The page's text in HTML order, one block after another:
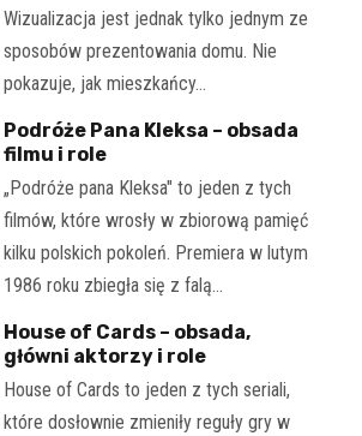
Wizualizacja jest jednak tylko jednym ze
sposobów prezentowania domu. Nie
pokazuje, jak mieszkańcy…
Podróże Pana Kleksa – obsada
filmu i role
„Podróże pana Kleksa" to jeden z tych
filmów, które wrosły w zbiorową pamięć
kilku polskich pokoleń. Premiera w lutym
1986 roku zbiegła się z falą…
House of Cards – obsada,
główni aktorzy i role
House of Cards to jeden z tych seriali,
które dosłownie zmieniły reguły gry w